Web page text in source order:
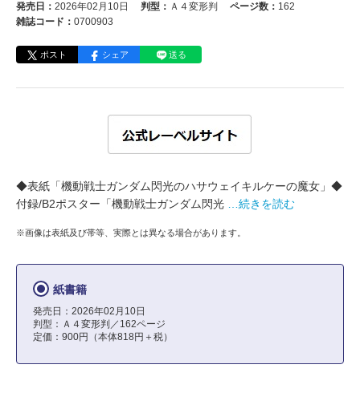
発売日： 2026年02月10日 判型： Ａ４変形判 ページ数： 162
雑誌コード： 0700903
ポスト シェア 送る
◆表紙「機動戦士ガンダム閃光のハサウェイキルケーの魔女」◆
付録/B2ポスター「機動戦士ガンダム閃光
…続きを読む
※画像は表紙及び帯等、実際とは異なる場合があります。
紙書籍
発売日：2026年02月10日
判型：Ａ４変形判／162ページ
定価：900円（本体818円＋税）